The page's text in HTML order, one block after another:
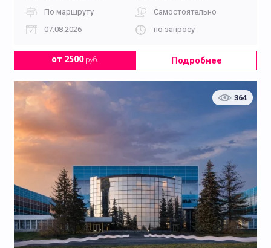
По маршруту
Самостоятельно
07.08.2026
по запросу
от 2500руб. Подробнее
364